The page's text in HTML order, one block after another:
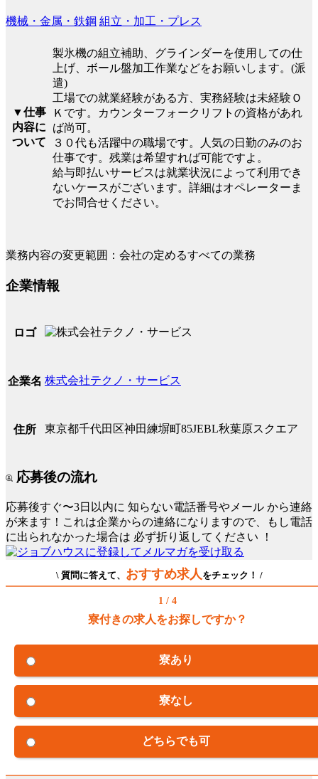
機械・金属・鉄鋼 組立・加工・プレス
▼仕事
内容に
ついて
製氷機の組立補助、グラインダーを使用しての仕
上げ、ボール盤加工作業などをお願いします。(派
遣)
工場での就業経験がある方、実務経験は未経験Ｏ
Ｋです。カウンターフォークリフトの資格があれ
ば尚可。
３０代も活躍中の職場です。人気の日勤のみのお
仕事です。残業は希望すれば可能ですよ。
給与即払いサービスは就業状況によって利用でき
ないケースがございます。詳細はオペレーターま
でお問合せください。
業務内容の変更範囲：会社の定めるすべての業務
企業情報
ロゴ
企業名 株式会社テクノ・サービス
住所 東京都千代田区神田練塀町85JEBL秋葉原スクエア
応募後の流れ
応募後すぐ〜3日以内に 知らない電話番号やメール から連絡
が来ます！これは企業からの連絡になりますので、もし電話
に出られなかった場合は 必ず折り返してください ！
\ 質問に答えて、 おすすめ求人 をチェック！ /
1 / 4
寮付きの求人をお探しですか？
寮あり
寮なし
どちらでも可